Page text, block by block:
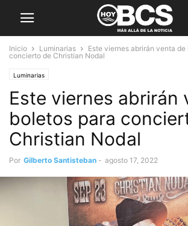
Inicio Luminarias
Este viernes abrirán venta de
concierto de Christian Nodal
Luminarias
Este viernes abrirán
boletos para
Christian Nodal
Por Gilberto Santisteban - agosto 17, 2022